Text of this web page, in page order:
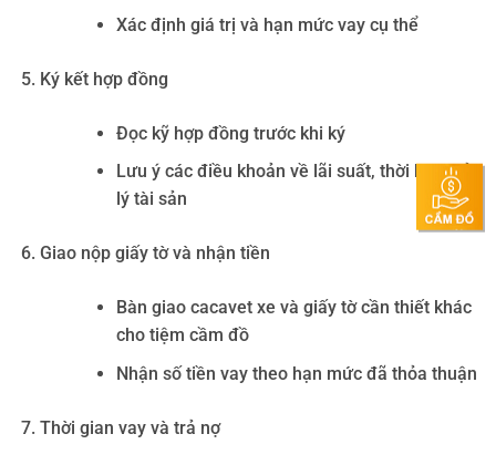
Xác định giá trị và hạn mức vay cụ thể
Ký kết hợp đồng
Đọc kỹ hợp đồng trước khi ký
Lưu ý các điều khoản về lãi suất, thời hạn, xử
lý tài sản
Giao nộp giấy tờ và nhận tiền
Bàn giao cacavet xe và giấy tờ cần thiết khác
cho tiệm cầm đồ
Nhận số tiền vay theo hạn mức đã thỏa thuận
Thời gian vay và trả nợ